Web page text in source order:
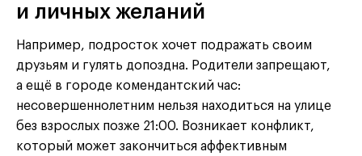
и личных желаний
Например, подросток хочет подражать своим
друзьям и гулять допоздна. Родители запрещают,
а ещё в городе комендантский час:
несовершеннолетним нельзя находиться на улице
без взрослых позже 21:00. Возникает конфликт,
который может закончиться аффективным